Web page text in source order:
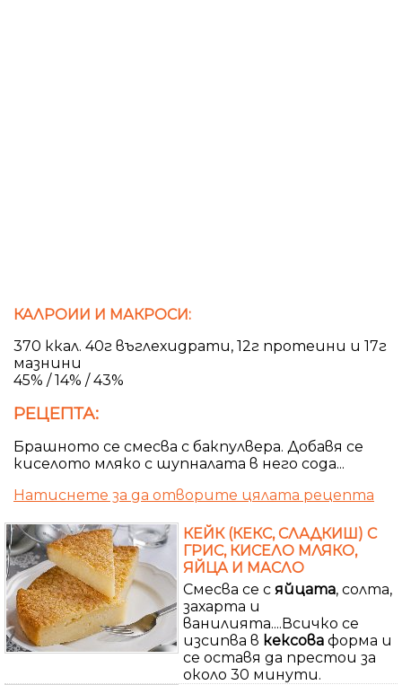
КАЛРОИИ И МАКРОСИ:
370 ккал. 40г въглехидрати, 12г протеини и 17г
мазнини
45% / 14% / 43%
РЕЦЕПТА:
Брашното се смесва с бакпулвера. Добавя се
киселото мляко с шупналата в него сода...
Натиснете за да отворите цялата рецепта
КЕЙК (КЕКС, СЛАДКИШ) С
ГРИС, КИСЕЛО МЛЯКО,
ЯЙЦА И МАСЛО
Смесва се с яйцата, солта,
захарта и
ванилията....Всичко се
изсипва в кексова форма и
се оставя да престои за
около 30 минути.